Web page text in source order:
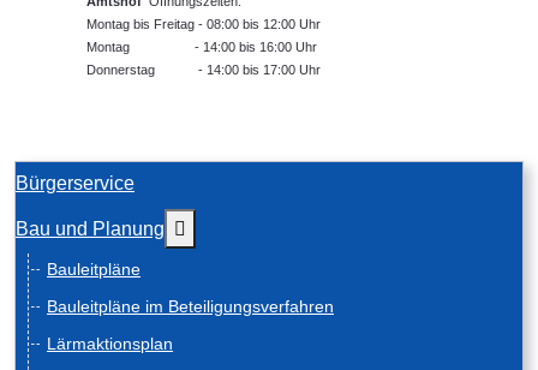
Montag bis Freitag - 08:00 bis 12:00 Uhr
Montag - 14:00 bis 16:00 Uhr
Donnerstag - 14:00 bis 17:00 Uhr
Bürgerservice
Bau und Planung
Bauleitpläne
Bauleitpläne im Beteiligungsverfahren
Lärmaktionsplan